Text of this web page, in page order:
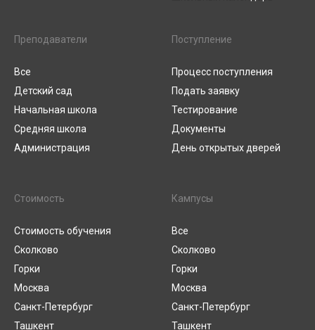
Преподаватели
Все
Детский сад
Начальная школа
Средняя школа
Администрация
Поступление
Процесс поступления
Подать заявку
Тестирование
Документы
День открытых дверей
Стоимость
Стоимость обучения
Сколково
Горки
Москва
Санкт-Петербург
Ташкент
Кампусы
Все
Сколково
Горки
Москва
Санкт-Петербург
Ташкент